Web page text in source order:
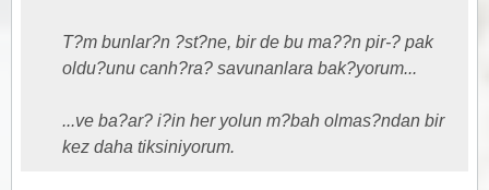
T?m bunlar?n ?st?ne, bir de bu ma??n pir-? pak
oldu?unu canh?ra? savunanlara bak?yorum...
...ve ba?ar? i?in her yolun m?bah olmas?ndan bir
kez daha tiksiniyorum.